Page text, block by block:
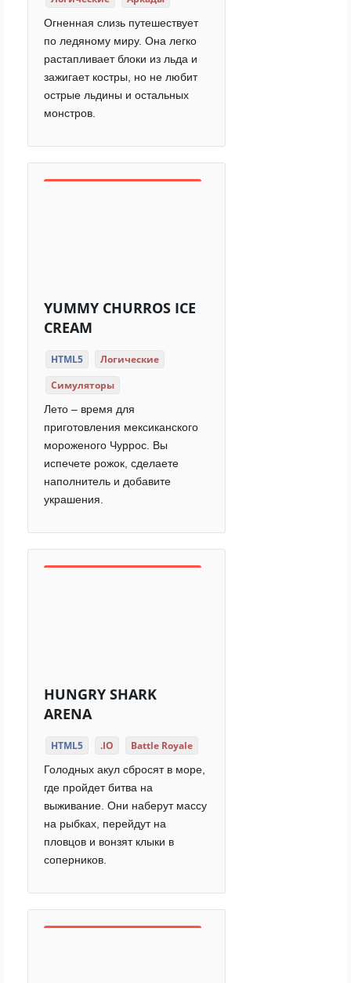
Огненная слизь путешествует
по ледяному миру. Она легко
растапливает блоки из льда и
зажигает костры, но не любит
острые льдины и остальных
монстров.
YUMMY CHURROS ICE
CREAM
HTML5
Логические
Симуляторы
Лето – время для
приготовления мексиканского
мороженого Чуррос. Вы
испечете рожок, сделаете
наполнитель и добавите
украшения.
HUNGRY SHARK
ARENA
HTML5 .IO Battle Royale
Голодных акул сбросят в море,
где пройдет битва на
выживание. Они наберут массу
на рыбках, перейдут на
пловцов и вонзят клыки в
соперников.